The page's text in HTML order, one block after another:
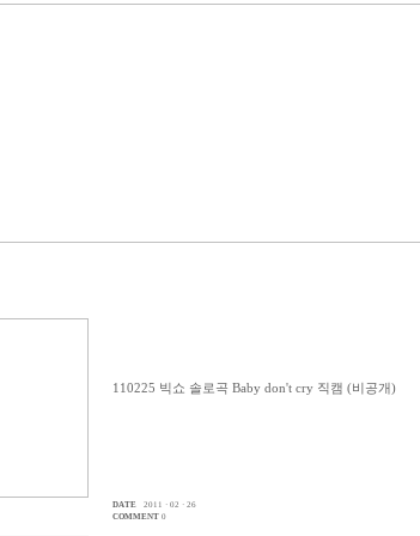
110225 빅쇼 솔로곡 Baby don't cry 직캠 (비공개)
DATE
2011 · 02 · 26
COMMENT 0